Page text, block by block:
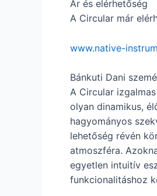
Ár és elérhetőség
A Circular már
www.native-
Bánkuti Dani
A Circular
olyan dinamikus,
hagyományos
lehetőség révén
atmoszféra.
egyetlen intuitív
funkcionalitáshoz